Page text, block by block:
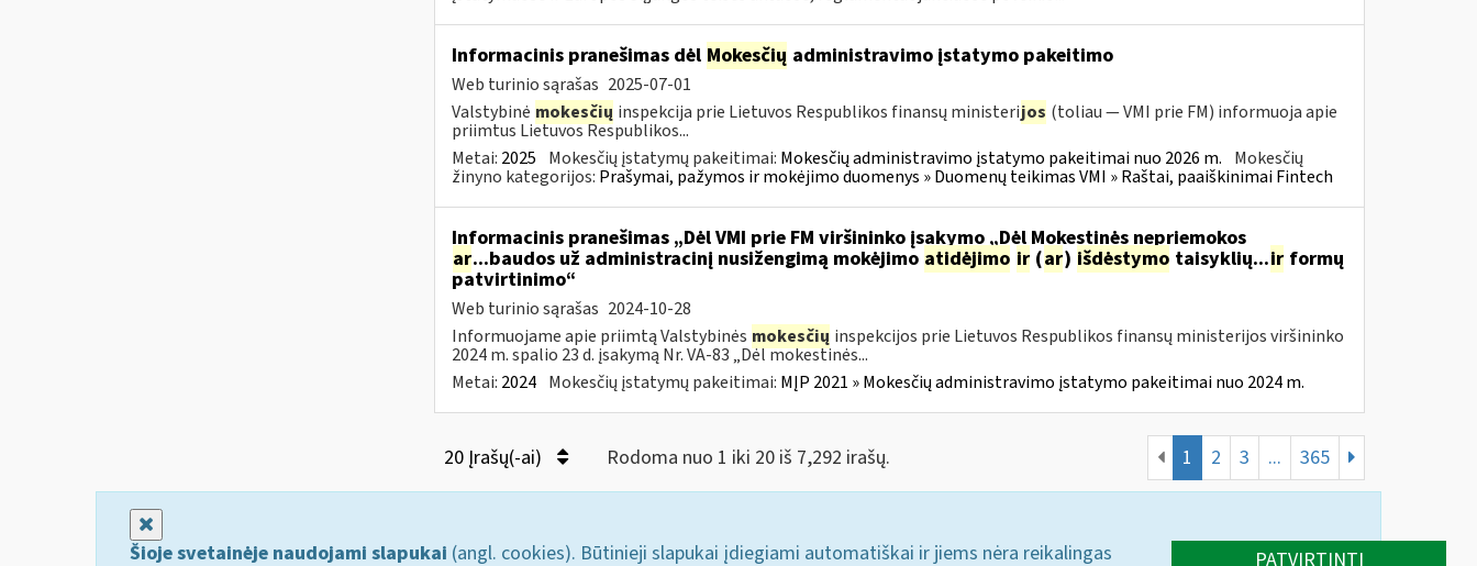
Informacinis pranešimas dėl Mokesčių administravimo įstatymo pakeitimo
Web turinio sąrašas 2025-07-01
Valstybinė mokesčių inspekcija prie Lietuvos Respublikos finansų ministerijos (toliau — VMI prie FM) informuoja apie
priimtus Lietuvos Respublikos...
Metai: 2025 Mokesčių įstatymų pakeitimai: Mokesčių administravimo įstatymo pakeitimai nuo 2026 m. Mokesčių
žinyno kategorijos: Prašymai, pažymos ir mokėjimo duomenys » Duomenų teikimas VMI » Raštai, paaiškinimai Fintech
Informacinis pranešimas „Dėl VMI prie FM viršininko įsakymo „Dėl Mokestinės nepriemokos
ar...baudos už administracinį nusižengimą mokėjimo atidėjimo ir(ar) išdėstymo taisyklių...irformų
patvirtinimo“
Web turinio sąrašas 2024-10-28
Informuojame apie priimtą Valstybinės mokesčių inspekcijos prie Lietuvos Respublikos finansų ministerijos viršininko
2024 m. spalio 23 d. įsakymą Nr. VA-83 „Dėl mokestinės...
Metai: 2024 Mokesčių įstatymų pakeitimai: MĮP 2021 » Mokesčių administravimo įstatymo pakeitimai nuo 2024 m.
20 Įrašų(-ai) Rodoma nuo 1 iki 20 iš 7,292 irašų. 1 2 3 ... 365
Šioje svetainėje naudojami slapukai (angl. cookies). Būtinieji slapukai įdiegiami automatiškai ir jiems nėra reikalingas PATVIRTINTI